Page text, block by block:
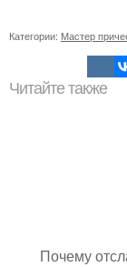
Категории: Мастер
Читайте также
Почему